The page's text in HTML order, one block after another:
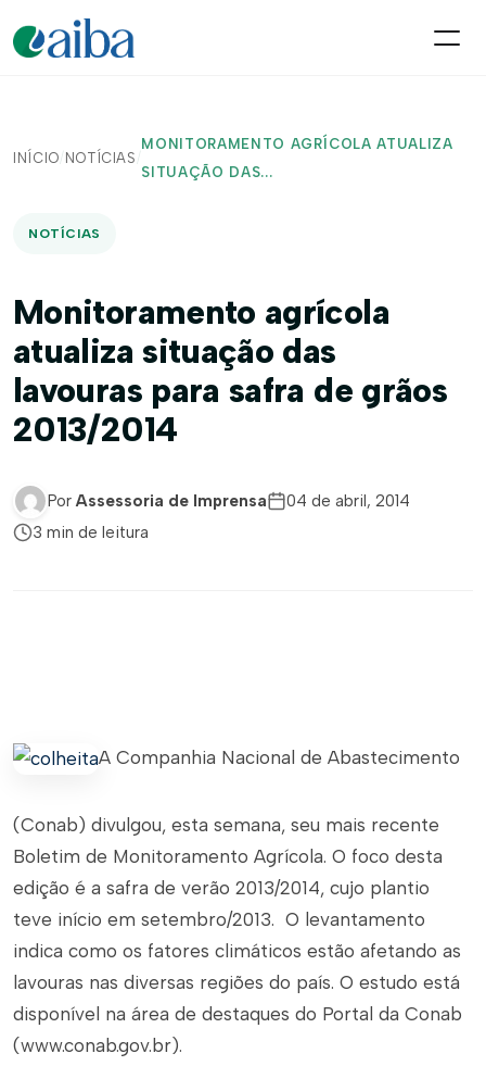
INÍCIO/ NOTÍCIAS /
MONITORAMENTO AGRÍCOLA ATUALIZA
SITUAÇÃO DAS...
NOTÍCIAS
Monitoramento agrícola
atualiza situação das
lavouras para safra de grãos
2013/2014
Por Assessoria de Imprensa
04 de abril, 2014
3 min de leitura
A Companhia Nacional de Abastecimento
(Conab) divulgou, esta semana, seu mais recente
Boletim de Monitoramento Agrícola. O foco desta
edição é a safra de verão 2013/2014, cujo plantio
teve início em setembro/2013. O levantamento
indica como os fatores climáticos estão afetando as
lavouras nas diversas regiões do país. O estudo está
disponível na área de destaques do Portal da Conab
(www.conab.gov.br).